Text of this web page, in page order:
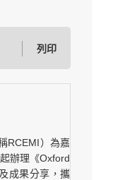
列印
RCEMI）為嘉
辦理《Oxford
成果分享，攜